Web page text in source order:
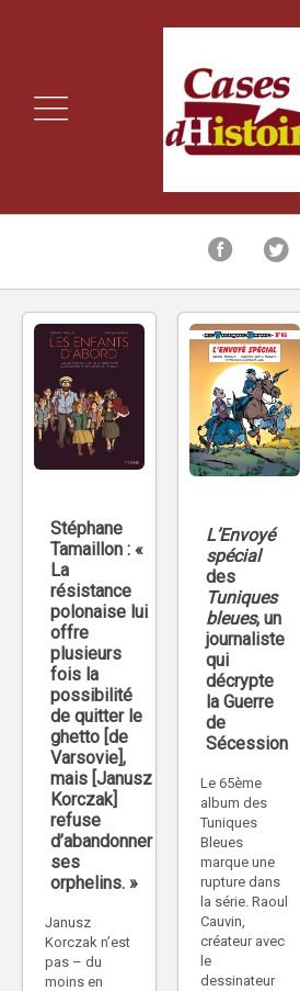
Stéphane
Tamaillon : «
La
résistance
polonaise lui
offre
plusieurs
fois la
possibilité
de quitter le
ghetto [de
Varsovie],
mais [Janusz
Korczak]
refuse
d’abandonner
ses
orphelins. »
Janusz
Korczak n’est
pas – du
moins en
L’Envoyé
spécial
des
Tuniques
bleues, un
journaliste
qui
décrypte
la Guerre
de
Sécession
Le 65ème
album des
Tuniques
Bleues
marque une
rupture dans
la série. Raoul
Cauvin,
créateur avec
le
dessinateur